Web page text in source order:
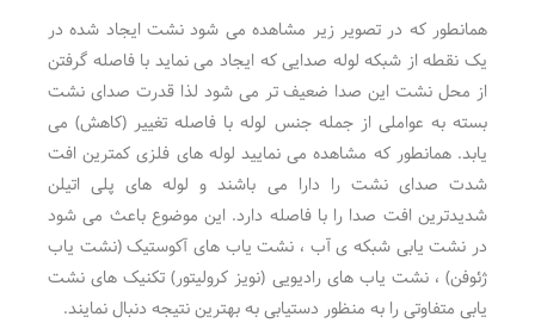
همانطور که در تصویر زیر مشاهده می شود نشت ایجاد شده در
یک نقطه از شبکه لوله صدایی که ایجاد می نماید با فاصله گرفتن
از محل نشت این صدا ضعیف تر می شود لذا قدرت صدای نشت
بسته به عواملی از جمله جنس لوله با فاصله تغییر (کاهش) می
یابد. همانطور که مشاهده می نمایید لوله های فلزی کمترین افت
شدت صدای نشت را دارا می باشند و لوله های پلی اتیلن
شدیدترین افت صدا را با فاصله دارد. این موضوع باعث می شود
در نشت یابی شبکه ی آب ، نشت یاب های آکوستیک (نشت یاب
ژئوفن) ، نشت یاب های رادیویی (نویز کرولیتور) تکنیک های نشت
یابی متفاوتی را به منظور دستیابی به بهترین نتیجه دنبال نمایند.